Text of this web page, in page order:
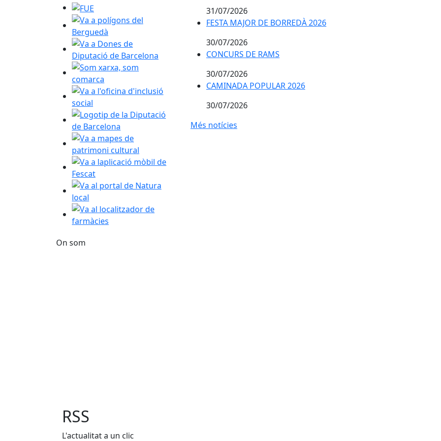
FUE
Va a polígons del Berguedà
Va a Dones de Diputació de Barcelona
Som xarxa, som comarca
Va a l'oficina d'inclusió social
Logotip de la Diputació de Barcelona
Va a mapes de patrimoni cultural
Va a laplicació mòbil de Fescat
Va al portal de Natura local
Va al localitzador de farmàcies
31/07/2026
FESTA MAJOR DE BORREDÀ 2026
FESTA MAJOR DE BORREDÀ 2026
30/07/2026
CONCURS DE RAMS
CONCURS DE RAMS
30/07/2026
CAMINADA POPULAR 2026
CAMINADA POPULAR 2026
30/07/2026
Més notícies
On som
RSS
L'actualitat a un clic